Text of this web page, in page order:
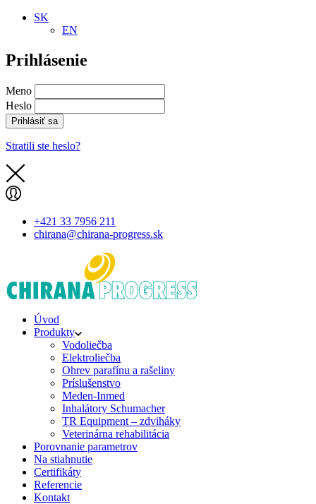
SK
EN
Prihlásenie
Meno
Heslo
Prihlásiť sa
Stratili ste heslo?
+421 33 7956 211
chirana@chirana-progress.sk
Úvod
Produkty
Vodoliečba
Elektroliečba
Ohrev parafínu a rašeliny
Príslušenstvo
Meden-Inmed
Inhalátory Schumacher
TR Equipment – zdviháky
Veterinárna rehabilitácia
Porovnanie parametrov
Na stiahnutie
Certifikáty
Referencie
Kontakt